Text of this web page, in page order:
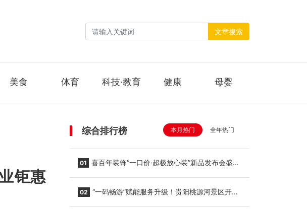
文章搜索
美食 体育 科技·教育 健康 母婴
钜惠
综合排行榜 本月热门 全年热门
01 喜百年装饰“一口价·超极放心装”新品发布会盛大
02 “一码畅游”赋能服务升级！贵阳桃源河景区开